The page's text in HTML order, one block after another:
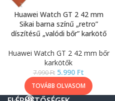
Huawei Watch GT 2 42 mm
Sikai barna színű „retro”
díszítésű „valódi bőr” karkötő
Huawei Watch GT 2 42 mm bőr
karkötők
7.990Ft 5.990 Ft
TOVÁBB OLVASOM